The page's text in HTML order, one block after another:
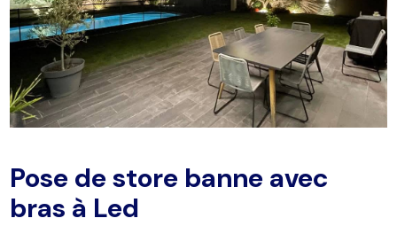
Pose de store banne avec
bras à Led